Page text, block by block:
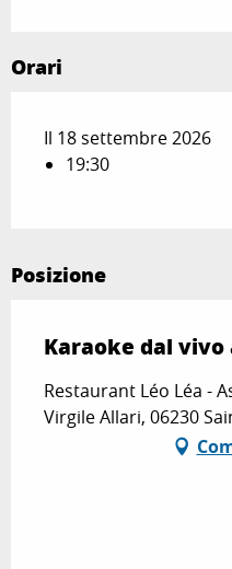
Orari
Il 18 settembre 2026
19:30
Posizione
Karaoke dal
Restaurant Léo Léa -
Virgile Allari, 06230